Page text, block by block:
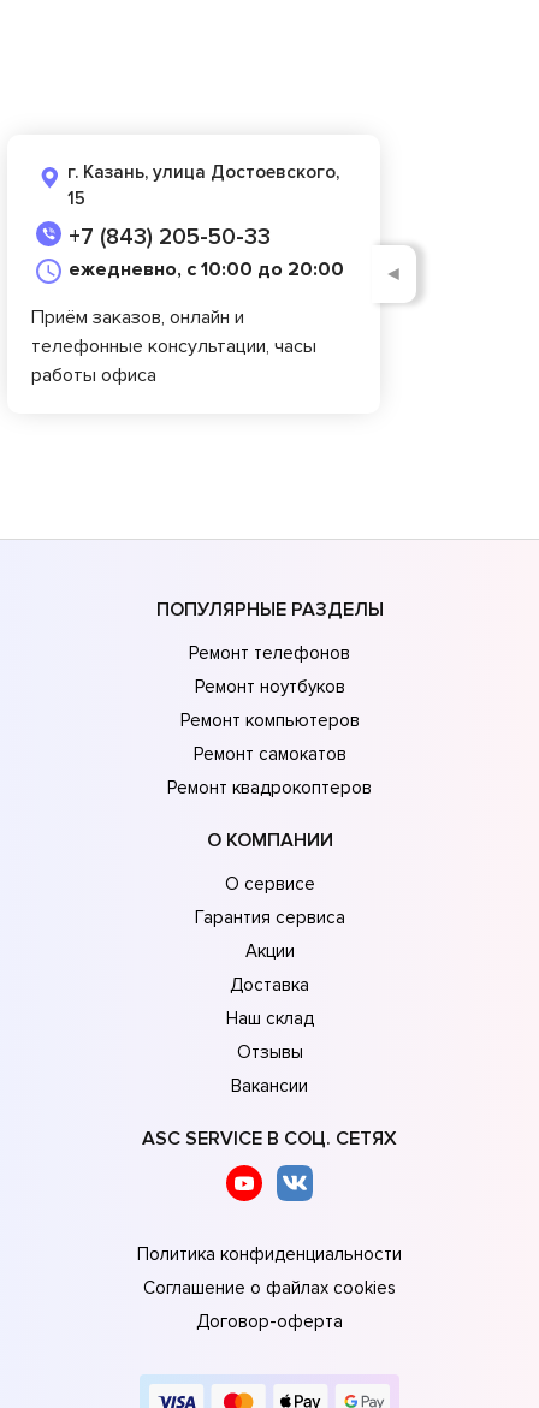
г. Казань, улица Достоевского,
15
+7 (843) 205-50-33
ежедневно, с 10:00 до 20:00
Приём заказов, онлайн и
телефонные консультации, часы
работы офиса
◄
ПОПУЛЯРНЫЕ РАЗДЕЛЫ
Ремонт телефонов
Ремонт ноутбуков
Ремонт компьютеров
Ремонт самокатов
Ремонт квадрокоптеров
О КОМПАНИИ
О сервисе
Гарантия сервиса
Акции
Доставка
Наш склад
Отзывы
Вакансии
ASC SERVICE В СОЦ. СЕТЯХ
Политика конфиденциальности
Соглашение о файлах cookies
Договор-оферта